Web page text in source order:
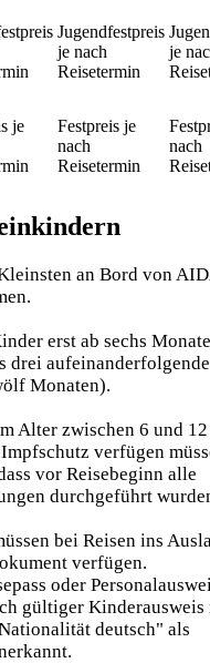
Jugendfestpreis
je nach
Reisetermin
je
je
Festpreis je
nach
Reisetermin
nach
an Bord von
erst ab sechs
drei
Monaten).
Alter zwischen 6 und 12
verfügen
vor Reisebeginn alle
durchgeführt
bei Reisen ins
verfügen.
oder
gültiger Kinderausweis
deutsch" als